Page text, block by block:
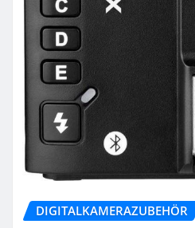
DIGITALKAMERAZUBEHÖR